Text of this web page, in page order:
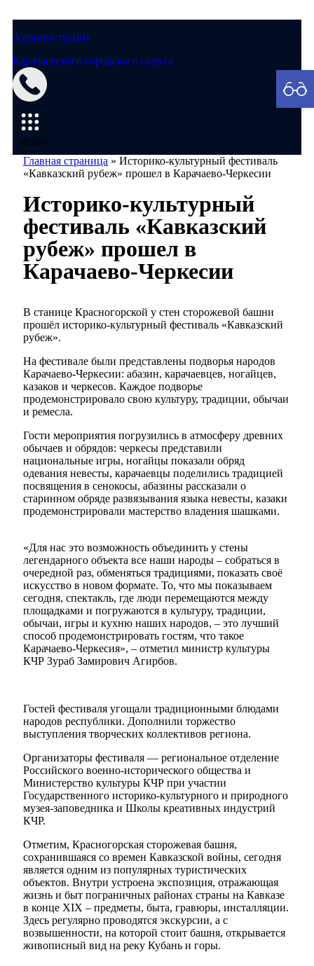
Администрация
Карачаевского городского округа
меню
Главная страница » Историко-культурный фестиваль
«Кавказский рубеж» прошел в Карачаево-Черкесии
Историко-культурный
фестиваль «Кавказский
рубеж» прошел в
Карачаево-Черкесии
В станице Красногорской у стен сторожевой башни
прошёл историко-культурный фестиваль «Кавказский
рубеж».
На фестивале были представлены подворья народов
Карачаево-Черкесии: абазин, карачаевцев, ногайцев,
казаков и черкесов. Каждое подворье
продемонстрировало свою культуру, традиции, обычаи
и ремесла.
Гости мероприятия погрузились в атмосферу древних
обычаев и обрядов: черкесы представили
национальные игры, ногайцы показали обряд
одевания невесты, карачаевцы поделились традицией
посвящения в сенокосы, абазины рассказали о
старинном обряде развязывания языка невесты, казаки
продемонстрировали мастерство владения шашками.
«Для нас это возможность объединить у стены
легендарного объекта все наши народы – собраться в
очередной раз, обменяться традициями, показать своё
искусство в новом формате. То, что мы показываем
сегодня, спектакль, где люди перемещаются между
площадками и погружаются в культуру, традиции,
обычаи, игры и кухню наших народов, – это лучший
способ продемонстрировать гостям, что такое
Карачаево-Черкесия», – отметил министр культуры
КЧР Зураб Замирович Агирбов.
Гостей фестиваля угощали традиционными блюдами
народов республики. Дополнили торжество
выступления творческих коллективов региона.
Организаторы фестиваля — региональное отделение
Российского военно-исторического общества и
Министерство культуры КЧР при участии
Государственного историко-культурного и природного
музея-заповедника и Школы креативных индустрий
КЧР.
Отметим, Красногорская сторожевая башня,
сохранившаяся со времен Кавказской войны, сегодня
является одним из популярных туристических
объектов. Внутри устроена экспозиция, отражающая
жизнь и быт пограничных районах страны на Кавказе
в конце XIX – предметы, быта, гравюры, инсталляции.
Здесь регулярно проводятся экскурсии, а с
возвышенности, на которой стоит башня, открывается
живописный вид на реку Кубань и горы.
Мэрия
Мэр